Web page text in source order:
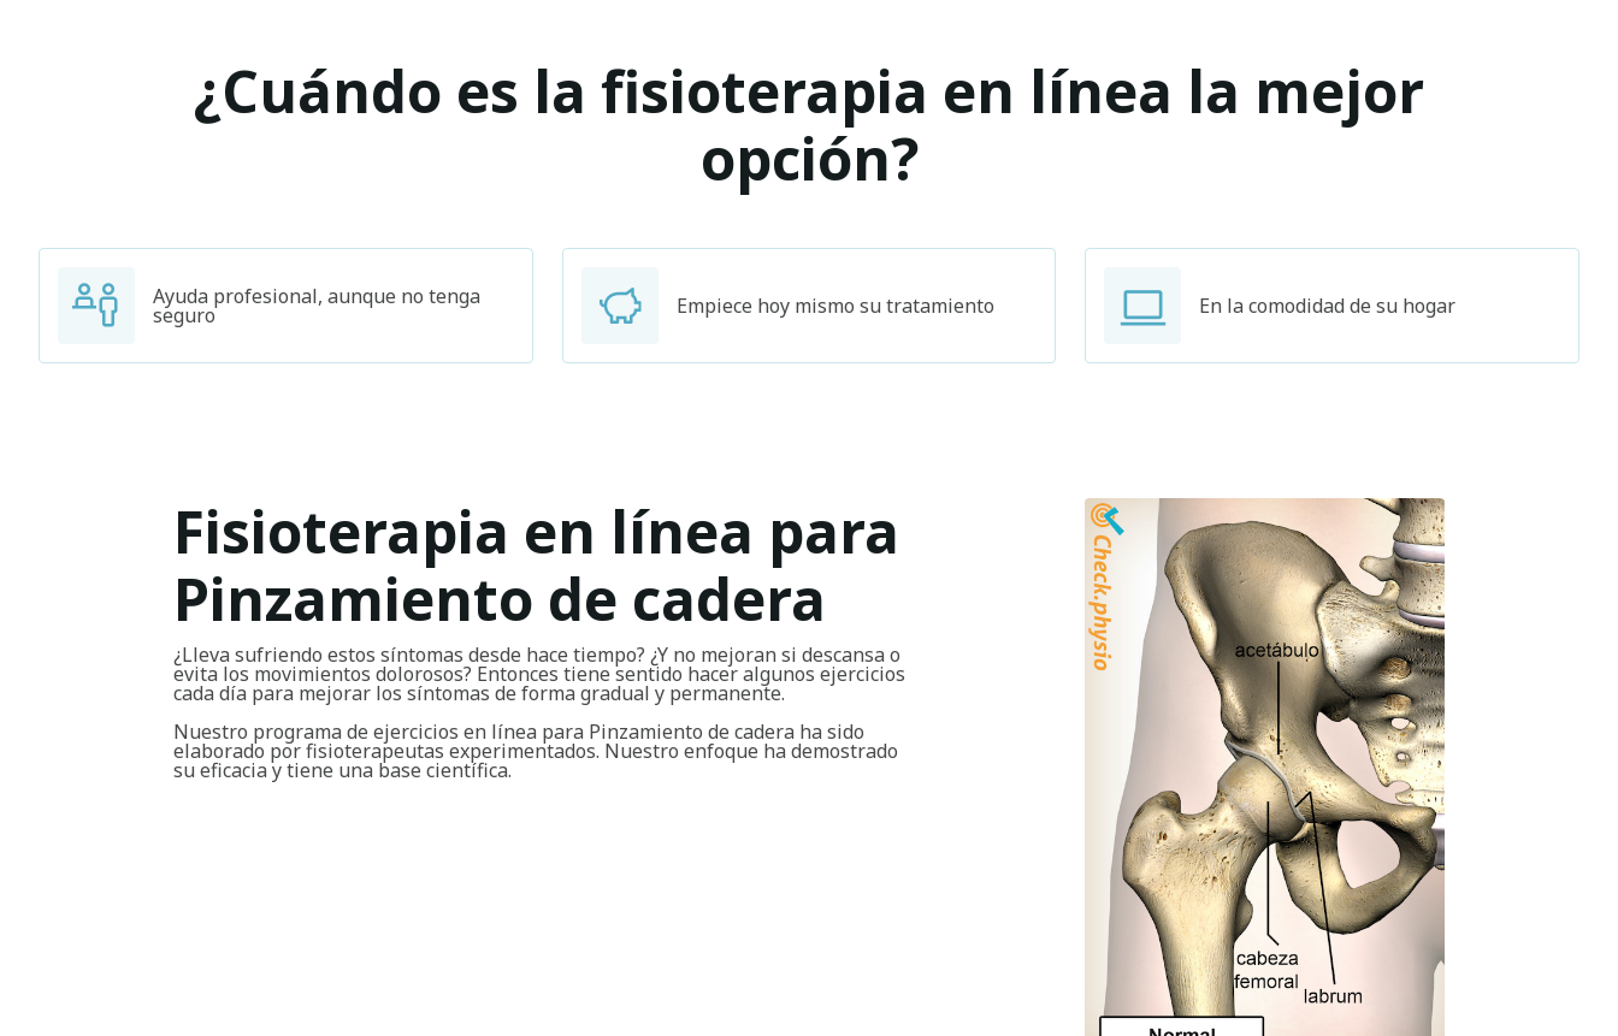
¿Cuándo es la fisioterapia en línea la mejor
opción?
Ayuda profesional, aunque no tenga
seguro Empiece hoy mismo su tratamiento En la comodidad de su hogar
Fisioterapia en línea para
Pinzamiento de cadera
¿Lleva sufriendo estos síntomas desde hace tiempo? ¿Y no mejoran si descansa o
evita los movimientos dolorosos? Entonces tiene sentido hacer algunos ejercicios
cada día para mejorar los síntomas de forma gradual y permanente.
Nuestro programa de ejercicios en línea para Pinzamiento de cadera ha sido
elaborado por fisioterapeutas experimentados. Nuestro enfoque ha demostrado
su eficacia y tiene una base científica.